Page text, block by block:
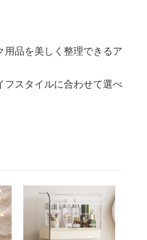
品を美しく整理できるア
スタイルに合わせて選べ